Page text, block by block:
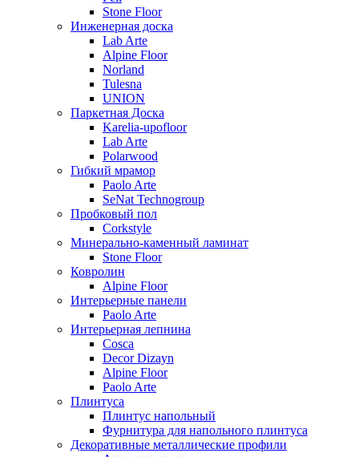
Stone Floor
Инженерная доска
Lab Arte
Alpine Floor
Norland
Tulesna
UNION
Паркетная Доска
Karelia-upofloor
Lab Arte
Polarwood
Гибкий мрамор
Paolo Arte
SeNat Technogroup
Пробковый пол
Corkstyle
Минерально-каменный ламинат
Stone Floor
Ковролин
Alpine Floor
Интерьерные панели
Paolo Arte
Интерьерная лепнина
Cosca
Decor Dizayn
Alpine Floor
Paolo Arte
Плинтуса
Плинтус напольный
Фурнитура для напольного плинтуса
Декоративные металлические профили